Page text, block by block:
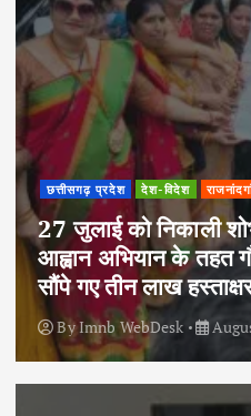
छत्तीसगढ़ प्रदेश देश-विदेश
27 जुलाई को निकाली
आह्वान अभियान के तहत
सौंपे गए तीन लाख
ByImnb WebDesk